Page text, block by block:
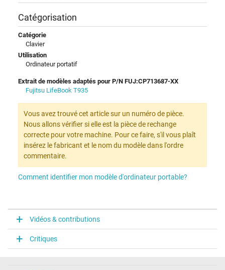
Catégorisation
Catégorie
Clavier
Utilisation
Ordinateur portatif
Extrait de modèles adaptés pour P/N FUJ:CP713687-XX
Fujitsu LifeBook T935
Vous avez trouvé cet article sur un numéro de pièce.
Nous allons vérifier si elle est la pièce de rechange
correcte pour votre machine. Pour ce faire, s'il vous plaît
insérez le fabricant et le nom du modèle dans l'ordre
commentaire.
Comment identifier mon modèle d'ordinateur portable?
Vidéos & contributions
Critiques